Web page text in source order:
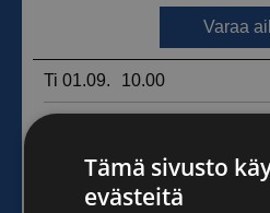
Tämä sivusto
evästeitä